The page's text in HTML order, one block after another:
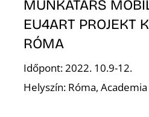
MUNKATÁRS
EU4ART PROJEKT
RÓMA
Időpont: 2022. 10.9-12.
Helyszín: Róma,